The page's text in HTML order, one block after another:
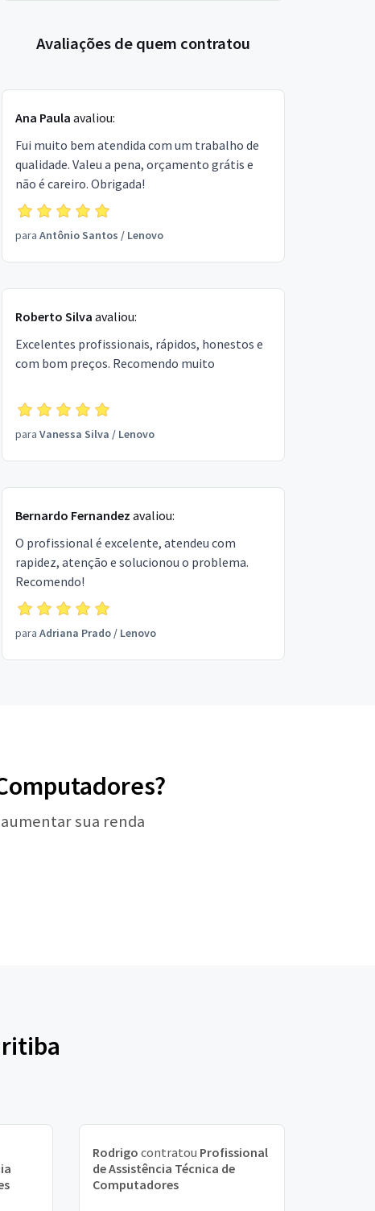
Avaliações de quem contratou
Ana Paula avaliou:
Fui muito bem atendida com um trabalho de
qualidade. Valeu a pena, orçamento grátis e
não é careiro. Obrigada!
para Antônio Santos / Lenovo
Roberto Silva avaliou:
Excelentes profissionais, rápidos, honestos e
com bom preços. Recomendo muito
para Vanessa Silva / Lenovo
Bernardo Fernandez avaliou:
O profissional é excelente, atendeu com
rapidez, atenção e solucionou o problema.
Recomendo!
para Adriana Prado/ Lenovo
sua renda
Rodrigo contratou Profissional
de Assistência Técnica de
Computadores